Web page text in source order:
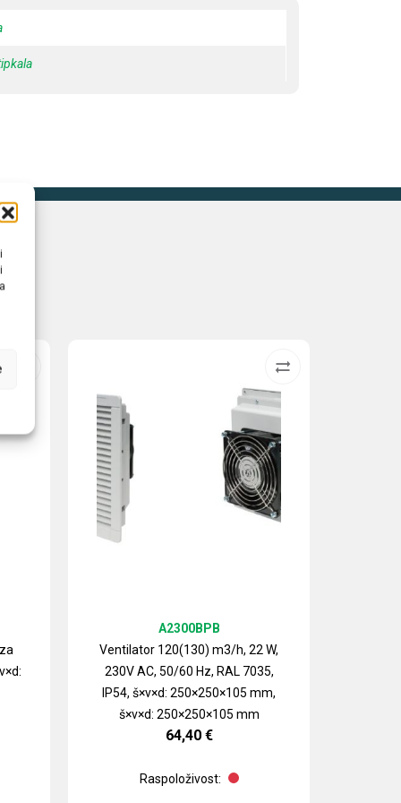
Ventilator 120(130) m3/h, 22 W,
230V AC, 50/60 Hz, RAL 7035,
IP54, š×v×d: 250×250×105 mm,
š×v×d: 250×250×105 mm
A2300BPB
64,40 €
Raspoloživost: